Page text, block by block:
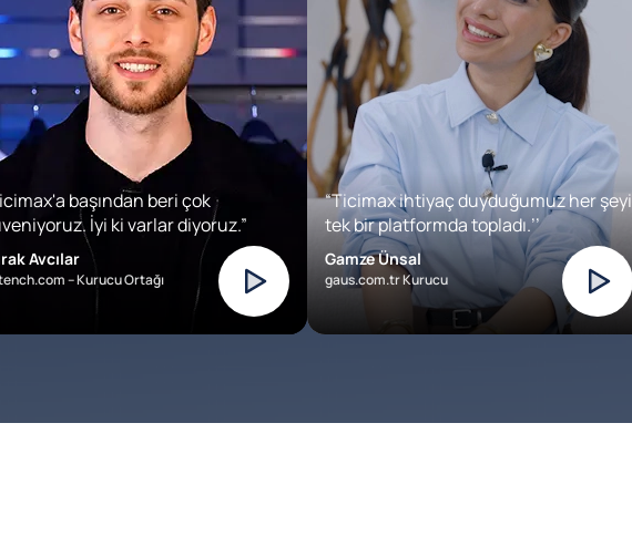
başından beri çok
İyi ki varlar diyoruz.”
Avcılar
– Kurucu Ortağı
“Ticimax ihtiyaç duyduğumuz her şeyi
tek bir platformda topladı.’’
Gamze Ünsal
gaus.com.tr Kurucu